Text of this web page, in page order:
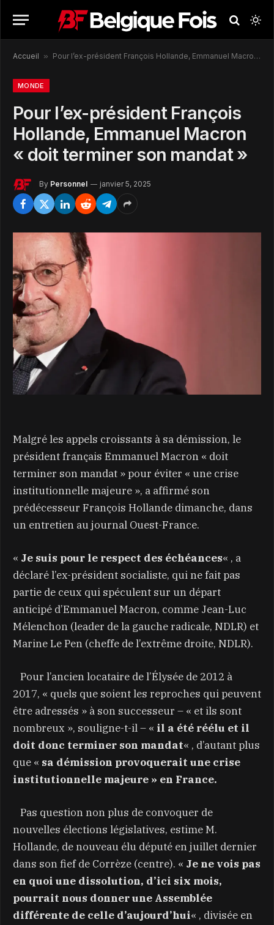
Accueil » Pour l’ex-président François Hollande, Emmanuel Macron « doit terminer son mandat »
MONDE
Pour l’ex-président François
Hollande, Emmanuel Macron
« doit terminer son mandat »
By Personnel janvier 5, 2025
Malgré les appels croissants à sa démission, le
président français Emmanuel Macron « doit
terminer son mandat » pour éviter « une crise
institutionnelle majeure », a affirmé son
prédécesseur François Hollande dimanche, dans
un entretien au journal Ouest-France.
« Je suis pour le respect des échéances« , a
déclaré l’ex-président socialiste, qui ne fait pas
partie de ceux qui spéculent sur un départ
anticipé d’Emmanuel Macron, comme Jean-Luc
Mélenchon (leader de la gauche radicale, NDLR) et
Marine Le Pen (cheffe de l’extrême droite, NDLR).
Pour l’ancien locataire de l’Élysée de 2012 à
2017, « quels que soient les reproches qui peuvent
être adressés » à son successeur – « et ils sont
nombreux », souligne-t-il – « il a été réélu et il
doit donc terminer son mandat« , d’autant plus
que « sa démission provoquerait une crise
institutionnelle majeure » en France.
Pas question non plus de convoquer de
nouvelles élections législatives, estime M.
Hollande, de nouveau élu député en juillet dernier
dans son fief de Corrèze (centre). « Je ne vois pas
en quoi une dissolution, d’ici six mois,
pourrait nous donner une Assemblée
différente de celle d’aujourd’hui« , divisée en